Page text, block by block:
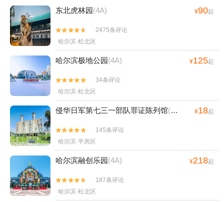
东北虎林园(4A) ¥90起


2475条评论
哈尔滨·松北区
哈尔滨极地公园(4A) ¥125起


34条评论
哈尔滨·松北区
侵华日军第七三一部队罪证陈列馆(4A) ¥18起


145条评论
哈尔滨·平房区
哈尔滨融创乐园(4A) ¥218起


187条评论
哈尔滨·松北区